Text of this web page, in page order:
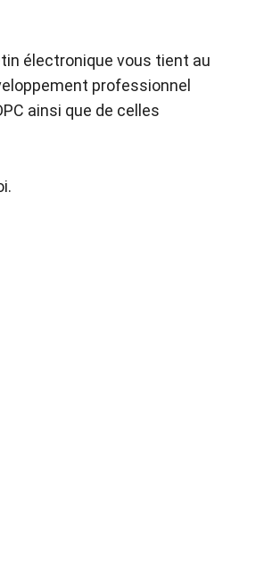
électronique vous tient au
professionnel
ainsi que de celles